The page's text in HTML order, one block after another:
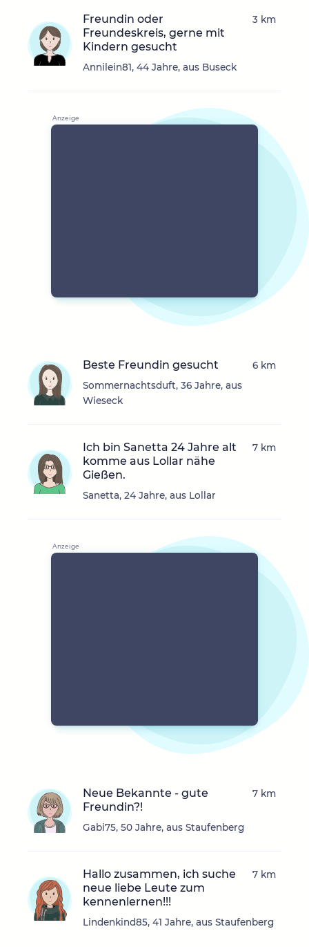
Freundin oder
Freundeskreis, gerne mit
Kindern gesucht
Annilein81, 44 Jahre, aus Buseck
3 km
Beste Freundin gesucht
Sommernachtsduft, 36 Jahre, aus
Wieseck
6 km
Ich bin Sanetta 24 Jahre alt
komme aus Lollar nähe
Gießen.
Sanetta, 24 Jahre, aus Lollar
7 km
Neue Bekannte - gute
Freundin?!
Gabi75, 50 Jahre, aus Staufenberg
7 km
Hallo zusammen, ich suche
neue liebe Leute zum
kennenlernen!!!
Lindenkind85, 41 Jahre, aus Staufenberg
7 km